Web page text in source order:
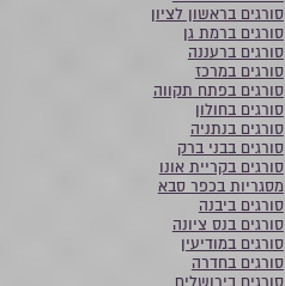
סורגים בראשון לציון
סורגים ברמת גן
סורגים ברעננה
סורגים במרכז
סורגים בפתח תקווה
סורגים בחולון
סורגים בנתניה
סורגים בבני ברק
סורגים בקריית אונו
מסגריות בכפר סבא
סורגים ביבנה
סורגים בנס ציונה
סורגים במודיעין
סורגים בחדרה